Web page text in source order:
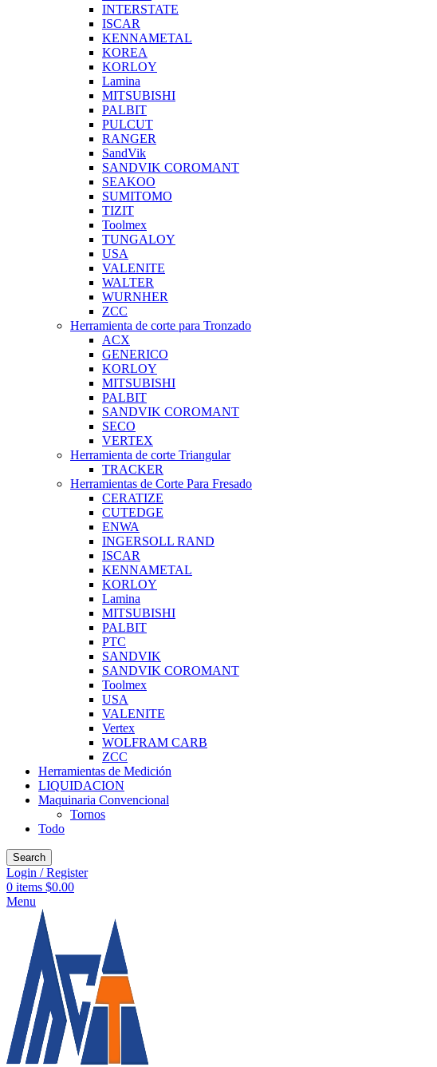
INTERSTATE
ISCAR
KENNAMETAL
KOREA
KORLOY
Lamina
MITSUBISHI
PALBIT
PULCUT
RANGER
SandVik
SANDVIK COROMANT
SEAKOO
SUMITOMO
TIZIT
Toolmex
TUNGALOY
USA
VALENITE
WALTER
WURNHER
ZCC
Herramienta de corte para Tronzado
ACX
GENERICO
KORLOY
MITSUBISHI
PALBIT
SANDVIK COROMANT
SECO
VERTEX
Herramienta de corte Triangular
TRACKER
Herramientas de Corte Para Fresado
CERATIZE
CUTEDGE
ENWA
INGERSOLL RAND
ISCAR
KENNAMETAL
KORLOY
Lamina
MITSUBISHI
PALBIT
PTC
SANDVIK
SANDVIK COROMANT
Toolmex
USA
VALENITE
Vertex
WOLFRAM CARB
ZCC
Herramientas de Medición
LIQUIDACION
Maquinaria Convencional
Tornos
Todo
Search
Login / Register
0 items $0.00
Menu